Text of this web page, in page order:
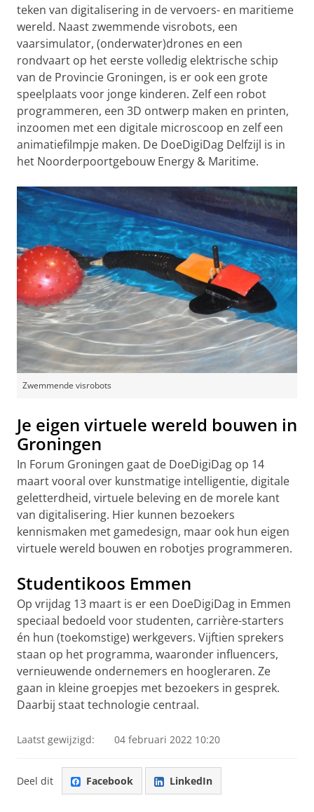
teken van digitalisering in de vervoers- en maritieme
wereld. Naast zwemmende visrobots, een
vaarsimulator, (onderwater)drones en een
rondvaart op het eerste volledig elektrische schip
van de Provincie Groningen, is er ook een grote
speelplaats voor jonge kinderen. Zelf een robot
programmeren, een 3D ontwerp maken en printen,
inzoomen met een digitale microscoop en zelf een
animatiefilmpje maken. De DoeDigiDag Delfzijl is in
het Noorderpoortgebouw Energy & Maritime.
Zwemmende visrobots
Je eigen virtuele wereld bouwen in
Groningen
In Forum Groningen gaat de DoeDigiDag op 14
maart vooral over kunstmatige intelligentie, digitale
geletterdheid, virtuele beleving en de morele kant
van digitalisering. Hier kunnen bezoekers
kennismaken met gamedesign, maar ook hun eigen
virtuele wereld bouwen en robotjes programmeren.
Studentikoos Emmen
Op vrijdag 13 maart is er een DoeDigiDag in Emmen
speciaal bedoeld voor studenten, carrière-starters
én hun (toekomstige) werkgevers. Vijftien sprekers
staan op het programma, waaronder influencers,
vernieuwende ondernemers en hoogleraren. Ze
gaan in kleine groepjes met bezoekers in gesprek.
Daarbij staat technologie centraal.
Laatst gewijzigd: 04 februari 2022 10:20
Deel dit Facebook LinkedIn